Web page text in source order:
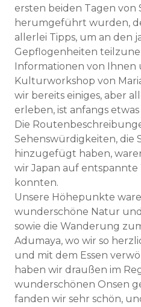
ersten beiden Tagen von
herumgeführt wurden,
allerlei Tipps, um an den
Gepflogenheiten
Informationen von Ihnen
Kulturworkshop von
wir bereits einiges, aber
erleben, ist anfangs
Die
Sehenswürdigkeiten, die
hinzugefügt haben,
wir Japan auf entspannte
konnten.
Unsere Höhepunkte
wunderschöne Natur
sowie die Wanderung
Adumaya, wo wir so
und mit dem Essen
haben wir draußen im
wunderschönen Onsen
fanden wir sehr schön,